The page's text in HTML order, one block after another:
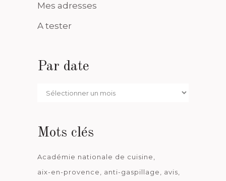
Mes adresses
A tester
Par date
Par
Mots clés
Académie nationale de cuisine
aix-en-provence
anti-gaspillage
avis